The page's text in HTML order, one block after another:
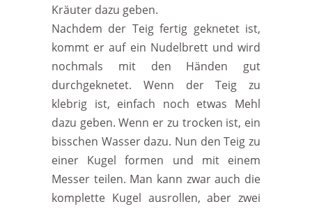
Kräuter dazu geben.
Nachdem der Teig fertig geknetet ist,
kommt er auf ein Nudelbrett und wird
nochmals mit den Händen gut
durchgeknetet. Wenn der Teig zu
klebrig ist, einfach noch etwas Mehl
dazu geben. Wenn er zu trocken ist, ein
bisschen Wasser dazu. Nun den Teig zu
einer Kugel formen und mit einem
Messer teilen. Man kann zwar auch die
komplette Kugel ausrollen, aber zwei